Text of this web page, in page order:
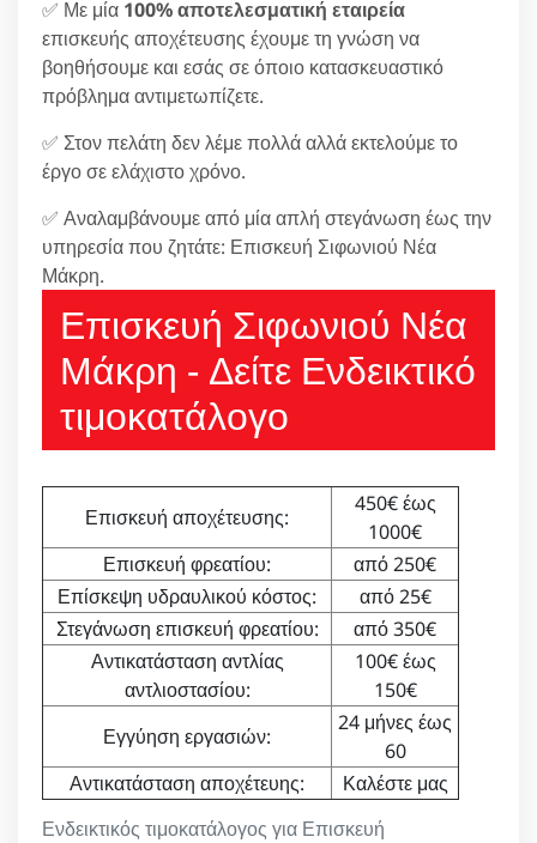
✅ Με μία 100% αποτελεσματική εταιρεία
επισκευής αποχέτευσης έχουμε τη γνώση να
βοηθήσουμε και εσάς σε όποιο κατασκευαστικό
πρόβλημα αντιμετωπίζετε.
✅ Στον πελάτη δεν λέμε πολλά αλλά εκτελούμε το
έργο σε ελάχιστο χρόνο.
✅ Αναλαμβάνουμε από μία απλή στεγάνωση έως την
υπηρεσία που ζητάτε: Επισκευή Σιφωνιού Νέα
Μάκρη.
Επισκευή Σιφωνιού Νέα
Μάκρη - Δείτε Ενδεικτικό
τιμοκατάλογο
Ενδεικτικός τιμοκατάλογος για Επισκευή
Επισκευή αποχέτευσης:
450€ έως
1000€
Επισκευή φρεατίου:
από 250€
Επίσκεψη υδραυλικού κόστος:
από 25€
Στεγάνωση επισκευή φρεατίου:
από 350€
Αντικατάσταση αντλίας
αντλιοστασίου:
100€ έως
150€
Εγγύηση εργασιών:
24 μήνες έως
60
Αντικατάσταση αποχέτευης:
Καλέστε μας